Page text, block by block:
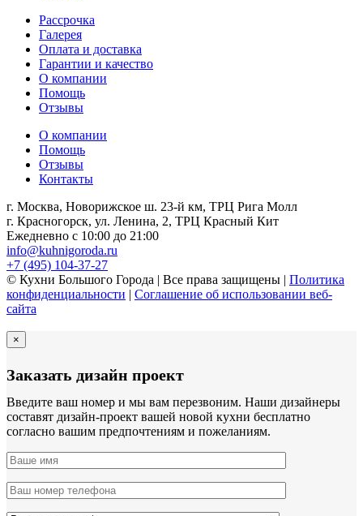
Рассрочка
Галерея
Оплата и доставка
Гарантии и качество
О компании
Помощь
Отзывы
О компании
Помощь
Отзывы
Контакты
г. Москва, Новорижское ш. 23-й км, ТРЦ Рига Молл
г. Красногорск, ул. Ленина, 2, ТРЦ Красный Кит
Ежедневно с 10:00 до 21:00
info@kuhnigoroda.ru
+7 (495) 104-37-27
© Кухни Большого Города | Все права защищены | Политика
конфиденциальности | Соглашение об использовании веб-
сайта
×
Заказать дизайн проект
Введите ваш номер и мы вам перезвоним. Наши дизайнеры
составят дизайн-проект вашей новой кухни бесплатно
согласно вашим предпочтениям и пожеланиям.